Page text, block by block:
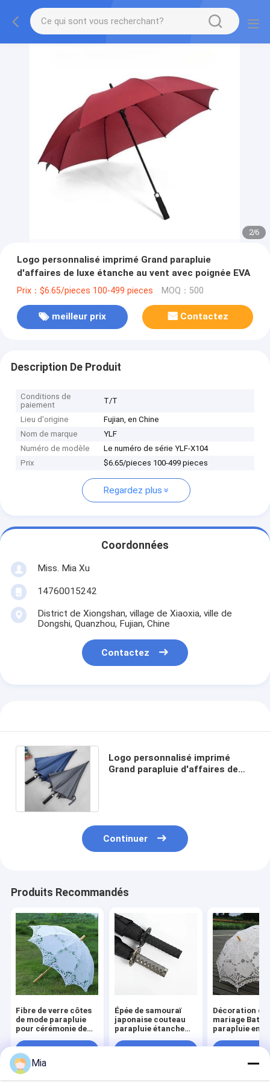
2/6
Logo personnalisé imprimé Grand parapluie
d'affaires de luxe étanche au vent avec poignée EVA
Prix：$6.65/pieces 100-499 pieces MOQ：500
meilleur prix Contactez
Description De Produit
Conditions de
paiement
T/T
Lieu d'origine
Fujian, en Chine
Nom de marque
YLF
Numéro de modèle
Le numéro de série YLF-X104
Prix
$6.65/pieces 100-499 pieces
Regardez plus
Coordonnées
Miss. Mia Xu
14760015242
District de Xiongshan, village de Xiaoxia, ville de
Dongshi, Quanzhou, Fujian, Chine
Contactez
Logo personnalisé imprimé
Grand parapluie d'affaires de
Continuer
Produits Recommandés
Fibre de verre côtes
de mode parapluie
pour cérémonie de
faveurs de mariage
parapluies
Épée de samouraï
japonaise couteau
parapluie étanche
homme voiture
Décoration de
mariage
parapluie en
personnalisé
cadre en fibre
Meilleur
Mia